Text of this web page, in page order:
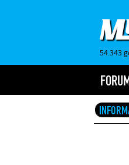
54.343